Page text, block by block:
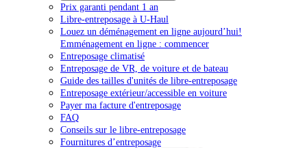
Prix garanti pendant 1 an
Libre-entreposage à U-Haul
Louez un déménagement en ligne aujourd’hui!
Emménagement en ligne : commencer
Entreposage climatisé
Entreposage de VR, de voiture et de bateau
Guide des tailles d'unités de libre-entreposage
Entreposage extérieur/accessible en voiture
Payer ma facture d'entreposage
FAQ
Conseils sur le libre-entreposage
Fournitures d’entreposage